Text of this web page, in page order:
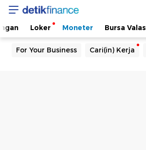
Loker Moneter Bursa Valas
For Your Business Cari(in) Kerja